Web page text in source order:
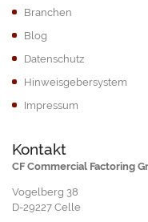
Branchen
Blog
Datenschutz
Hinweisgebersystem
Impressum
Kontakt
CF Commercial Factoring
Vogelberg 38
D-29227 Celle